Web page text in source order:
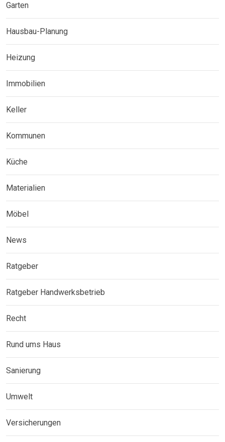
Garten
Hausbau-Planung
Heizung
Immobilien
Keller
Kommunen
Küche
Materialien
Möbel
News
Ratgeber
Ratgeber Handwerksbetrieb
Recht
Rund ums Haus
Sanierung
Umwelt
Versicherungen